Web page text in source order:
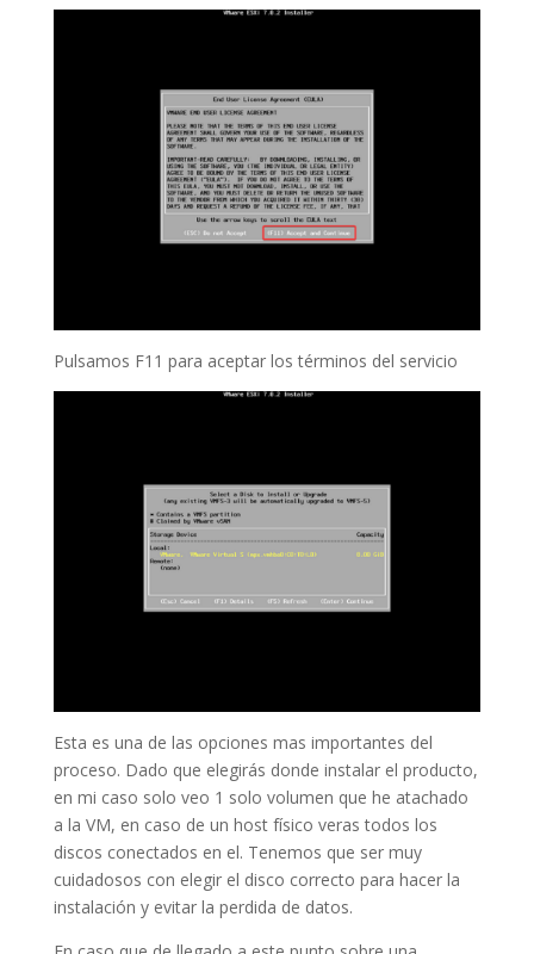
Pulsamos F11 para aceptar los términos del servicio
Esta es una de las opciones mas importantes del
proceso. Dado que elegirás donde instalar el producto,
en mi caso solo veo 1 solo volumen que he atachado
a la VM, en caso de un host físico veras todos los
discos conectados en el. Tenemos que ser muy
cuidadosos con elegir el disco correcto para hacer la
instalación y evitar la perdida de datos.